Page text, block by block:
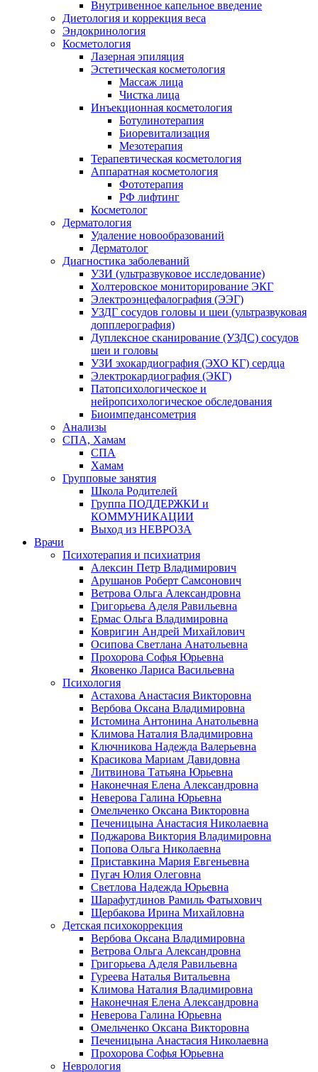
Внутривенное капельное введение
Диетология и коррекция веса
Эндокринология
Косметология
Лазерная эпиляция
Эстетическая косметология
Массаж лица
Чистка лица
Инъекционная косметология
Ботулинотерапия
Биоревитализация
Мезотерапия
Терапевтическая косметология
Аппаратная косметология
Фототерапия
РФ лифтинг
Косметолог
Дерматология
Удаление новообразований
Дерматолог
Диагностика заболеваний
УЗИ (ультразвуковое исследование)
Холтеровское мониторирование ЭКГ
Электроэнцефалография (ЭЭГ)
УЗДГ сосудов головы и шеи (ультразвуковая
допплерография)
Дуплексное сканирование (УЗДС) сосудов
шеи и головы
УЗИ эхокардиография (ЭХО КГ) сердца
Электрокардиография (ЭКГ)
Патопсихологическое и
нейропсихологическое обследования
Биоимпедансометрия
Анализы
СПА, Хамам
СПА
Хамам
Групповые занятия
Школа Родителей
Группа ПОДДЕРЖКИ и
КОММУНИКАЦИИ
Выход из НЕВРОЗА
Врачи
Психотерапия и психиатрия
Алексин Петр Владимирович
Арушанов Роберт Самсонович
Ветрова Ольга Александровна
Григорьева Аделя Равильевна
Ермас Ольга Владимировна
Ковригин Андрей Михайлович
Осипова Светлана Анатольевна
Прохорова Софья Юрьевна
Яковенко Лариса Васильевна
Психология
Астахова Анастасия Викторовна
Вербова Оксана Владимировна
Истомина Антонина Анатольевна
Климова Наталия Владимировна
Ключникова Надежда Валерьевна
Красикова Мариам Давидовна
Литвинова Татьяна Юрьевна
Наконечная Елена Александровна
Неверова Галина Юрьевна
Омельченко Оксана Викторовна
Печеницына Анастасия Николаевна
Поджарова Виктория Владимировна
Попова Ольга Николаевна
Приставкина Мария Евгеньевна
Пугач Юлия Олеговна
Светлова Надежда Юрьевна
Шарафутдинов Рамиль Фатыхович
Щербакова Ирина Михайловна
Детская психокоррекция
Вербова Оксана Владимировна
Ветрова Ольга Александровна
Григорьева Аделя Равильевна
Гуреева Наталья Витальевна
Климова Наталия Владимировна
Наконечная Елена Александровна
Неверова Галина Юрьевна
Омельченко Оксана Викторовна
Печеницына Анастасия Николаевна
Прохорова Софья Юрьевна
Неврология